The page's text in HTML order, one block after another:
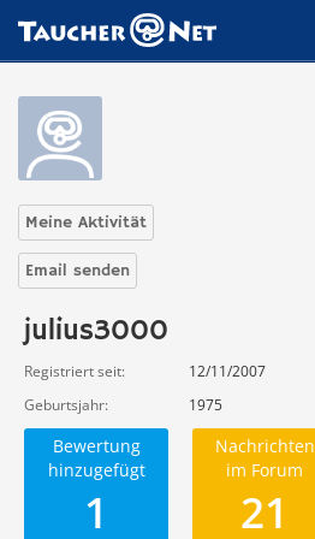
Meine Aktivität
Email senden
julius3000
Registriert seit
12/11/2007
Geburtsjahr
1975
Bewertung
hinzugefügt
1
Nachrichten
im Forum
21